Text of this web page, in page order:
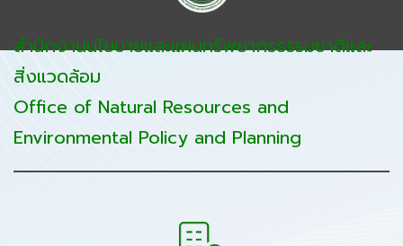
สำนักงานนโยบายและแผนทรัพยากรธรรมชาติและ
สิ่งแวดล้อม
Office of Natural Resources and
Environmental Policy and Planning